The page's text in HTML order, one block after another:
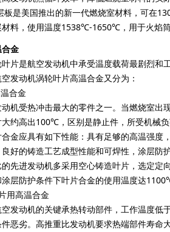
是美国推出的新一代燃烧室材料，可在
料，使用温度1538℃-1650℃，用于火焰
金
是航空发动机中承受温度载荷最剧烈和
发动机涡轮叶片高温合金又分为：
合金
受热冲击最大的零件之一。当燃烧室出
约高出100℃，区别是静止件，所受机械
金应具有如下性能：具有足够的高温强
好的铸造工艺成型性能和可焊性，涂层防护
进发动机多采用空心铸造叶片，选定定
层防护条件下叶片合金的使用温度达
高温合金
动机的关键承热转动部件，工作温度低
恶劣。高推重比发动机要求热端部件寿